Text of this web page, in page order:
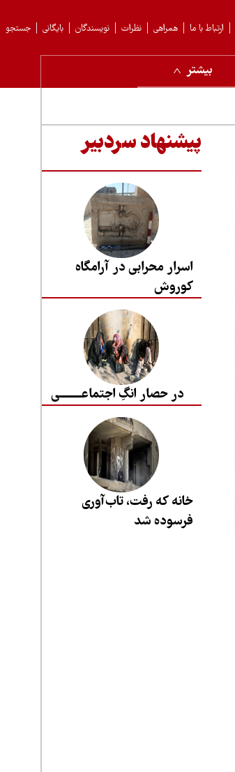
جستجو بایگانی نویسندگان نظرات همراهی ارتباط با ما
بیشتر
پیشنهاد سردبیر
اسرار محرابی در آرامگاه
کوروش
در حصار انگِ اجتماعــــــــی
خانه که رفت، تاب‌آوری
فرسوده شد